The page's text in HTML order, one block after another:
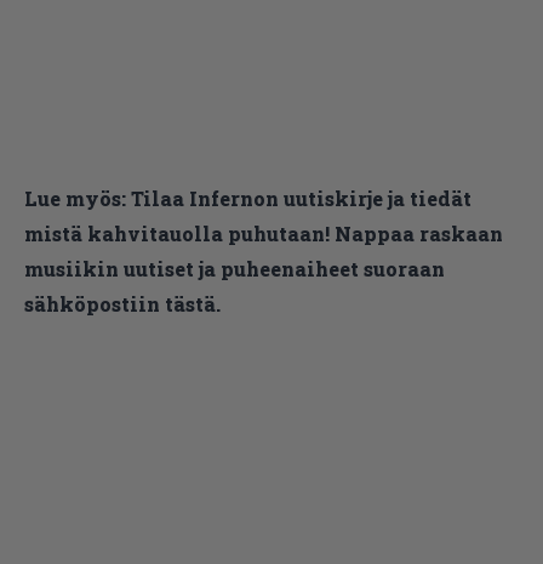
Lue myös:Tilaa Infernon uutiskirje ja tiedät
mistä kahvitauolla puhutaan! Nappaa raskaan
musiikin uutiset ja puheenaiheet suoraan
sähköpostiin tästä.